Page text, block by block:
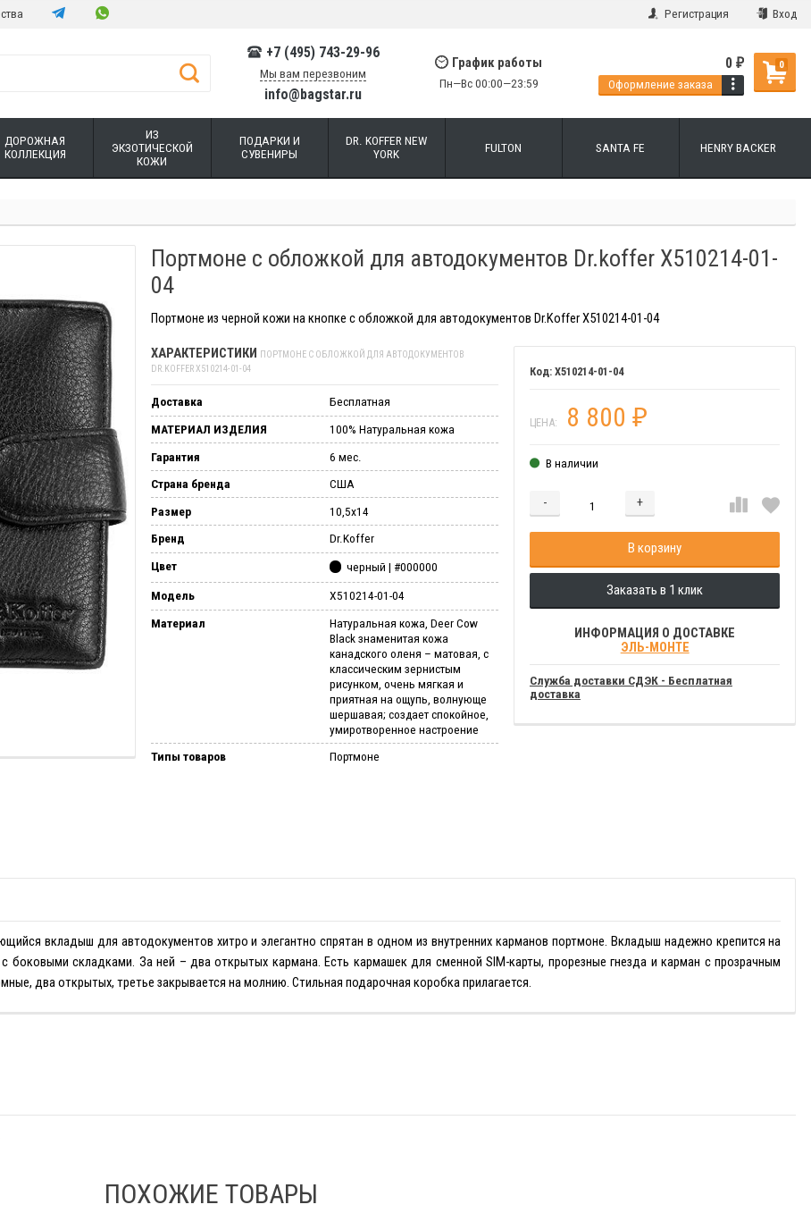
Регистрация Вход
+7 (495) 743-29-96
Мы вам перезвоним
info@bagstar.ru
График работы
Пн—Вс 00:00—23:59
0
0₽
Оформление заказа
ДОРОЖНАЯ
КОЛЛЕКЦИЯ
ИЗ
ЭКЗОТИЧЕСКОЙ
КОЖИ
ПОДАРКИ И
СУВЕНИРЫ
DR. KOFFER NEW
YORK
FULTON SANTA FE HENRY BACKER
Портмоне с обложкой для автодокументов Dr.koffer X510214-01-
04
Портмоне из черной кожи на кнопке с обложкой для автодокументов Dr.Koffer X510214-01-04
X510214-01-04
ЦЕНА: 8 800₽
В наличии
- +
Добавляется...
В корзину
Добавлен
Заказать в 1 клик
ИНФОРМАЦИЯ О ДОСТАВКЕ
ЭЛЬ-МОНТЕ
Служба доставки СДЭК - Бесплатная
доставка
ХАРАКТЕРИСТИКИ
ПОРТМОНЕ С ОБЛОЖКОЙ ДЛЯ АВТОДОКУМЕНТОВ
DR.KOFFER X510214-01-04
Доставка
Бесплатная
МАТЕРИАЛ ИЗДЕЛИЯ
100% Натуральная кожа
Гарантия
6 мес.
Страна бренда
США
Размер
10,5x14
Бренд
Dr.Koffer
Цвет
черный | #000000
Модель
X510214-01-04
Материал
Натуральная кожа, Deer Cow
Black знаменитая кожа
канадского оленя – матовая, с
классическим зернистым
рисунком, очень мягкая и
приятная на ощупь, волнующе
шершавая; создает спокойное,
умиротворенное настроение
Типы товаров
Портмоне
вкладыш для автодокументов хитро и элегантно спрятан в одном из внутренних карманов портмоне. Вкладыш надежно крепится на
боковыми складками. За ней – два открытых кармана. Есть кармашек для сменной SIM-карты, прорезные гнезда и карман с прозрачным
два открытых, третье закрывается на молнию. Стильная подарочная коробка прилагается.
ПОХОЖИЕ ТОВАРЫ